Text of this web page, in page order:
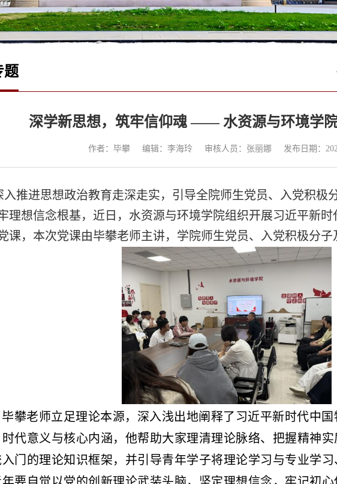
题
深学新思想，筑牢信仰魂 —— 水资源与环境学
作者：毕攀 编辑：李海玲 审核人员：张丽娜 发布日期：
入推进思想政治教育走深走实，引导全院师生党员、入党积极
理想信念根基，近日，水资源与环境学院组织开展习近平新
课，本次党课由毕攀老师主讲，学院师生党员、入党积极分子
毕攀老师立足理论本源，深入浅出地阐释了习近平新时代中
时代意义与核心内涵，他帮助大家理清理论脉络、把握精神
入门的理论知识框架，并引导青年学子将理论学习与专业学
要自觉以党的创新理论武装头脑，坚定理想信念，牢记初